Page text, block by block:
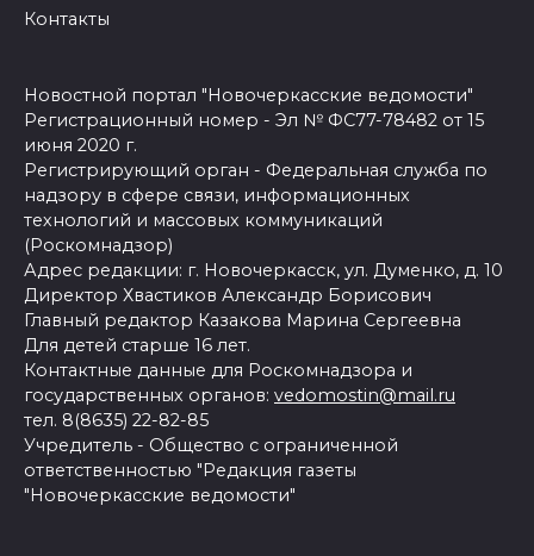
Контакты
Новостной портал "Новочеркасские ведомости"
Регистрационный номер - Эл № ФС77-78482 от 15
июня 2020 г.
Регистрирующий орган - Федеральная служба по
надзору в сфере связи, информационных
технологий и массовых коммуникаций
(Роскомнадзор)
Адрес редакции: г. Новочеркасск, ул. Думенко, д. 10
Директор Хвастиков Александр Борисович
Главный редактор Казакова Марина Сергеевна
Для детей старше 16 лет.
Контактные данные для Роскомнадзора и
государственных органов: vedomostin@mail.ru
тел. 8(8635) 22-82-85
Учредитель - Общество с ограниченной
ответственностью "Редакция газеты
"Новочеркасские ведомости"